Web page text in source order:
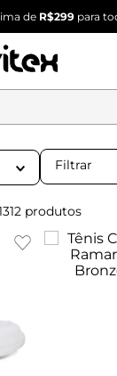
de R$299 para
Filtrar
produtos